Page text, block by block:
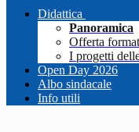
Didattica
Panoramica
Offerta
I progetti
Open Day 2026
Albo sindacale
Info utili